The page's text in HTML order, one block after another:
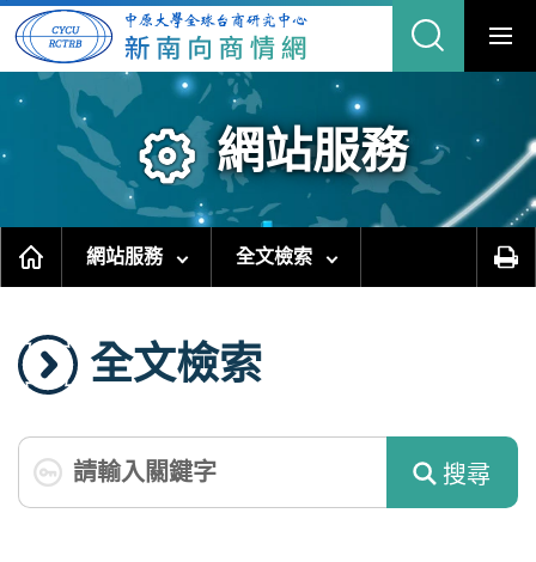
跳
主
要
網站服務
網站服務 全文檢索
全文檢索
搜尋